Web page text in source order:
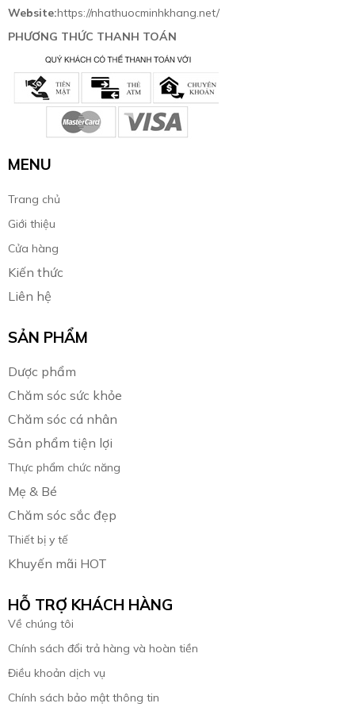
Website:https://nhathuocminhkhang.net/
PHƯƠNG THỨC THANH TOÁN
MENU
Trang chủ
Giới thiệu
Cửa hàng
Kiến thức
Liên hệ
SẢN PHẨM
Dược phẩm
Chăm sóc sức khỏe
Chăm sóc cá nhân
Sản phẩm tiện lợi
Thực phẩm chức năng
Mẹ & Bé
Chăm sóc sắc đẹp
Thiết bị y tế
Khuyến mãi HOT
HỖ TRỢ KHÁCH HÀNG
Về chúng tôi
Chính sách đổi trả hàng và hoàn tiền
Điều khoản dịch vụ
Chính sách bảo mật thông tin